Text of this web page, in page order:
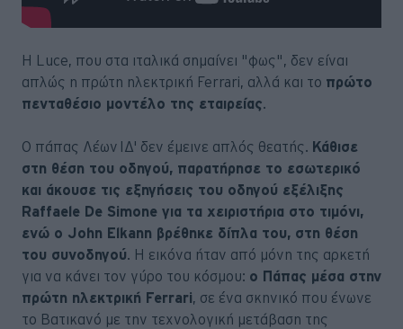
Η Luce, που στα ιταλικά σημαίνει "φως", δεν είναι
απλώς η πρώτη ηλεκτρική Ferrari, αλλά και το πρώτο
πενταθέσιο μοντέλο της εταιρείας.
Ο πάπας Λέων ΙΔ' δεν έμεινε απλός θεατής. Κάθισε
στη θέση του οδηγού, παρατήρησε το εσωτερικό
και άκουσε τις εξηγήσεις του οδηγού εξέλιξης
Raffaele De Simone για τα χειριστήρια στο τιμόνι,
ενώ ο John Elkann βρέθηκε δίπλα του, στη θέση
του συνοδηγού. Η εικόνα ήταν από μόνη της αρκετή
για να κάνει τον γύρο του κόσμου: ο Πάπας μέσα στην
πρώτη ηλεκτρική Ferrari, σε ένα σκηνικό που ένωνε
το Βατικανό με την τεχνολογική μετάβαση της